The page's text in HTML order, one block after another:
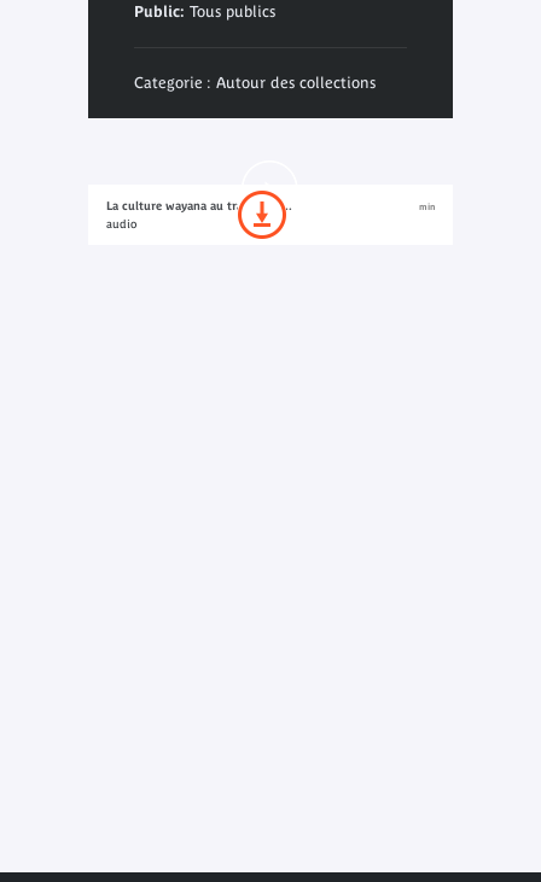
Public: Tous publics
Categorie : Autour des collections
La culture wayana au travers de...
audio
min